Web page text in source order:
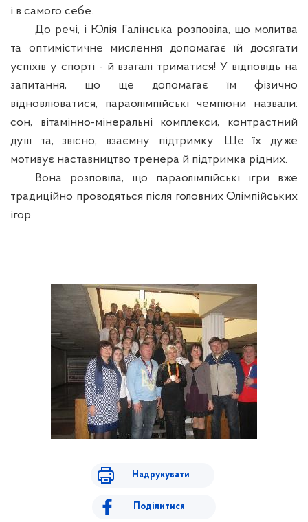
і в самого себе.
До речі, і Юлія Галінська розповіла, що молитва
та оптимістичне мислення допомагає їй досягати
успіхів у спорті - й взагалі триматися! У відповідь на
запитання, що ще допомагає їм фізично
відновлюватися, параолімпійські чемпіони назвали:
сон, вітамінно-мінеральні комплекси, контрастний
душ та, звісно, взаємну підтримку. Ще їх дуже
мотивує наставництво тренера й підтримка рідних.
Вона розповіла, що параолімпійські ігри вже
традиційно проводяться після головних Олімпійських
ігор.
Надрукувати
Поділитися